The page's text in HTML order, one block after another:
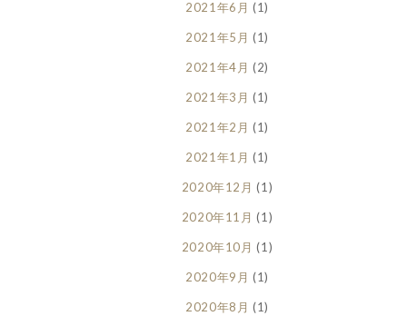
2021年6月 (1)
2021年5月 (1)
2021年4月 (2)
2021年3月 (1)
2021年2月 (1)
2021年1月 (1)
2020年12月 (1)
2020年11月 (1)
2020年10月 (1)
2020年9月 (1)
2020年8月 (1)